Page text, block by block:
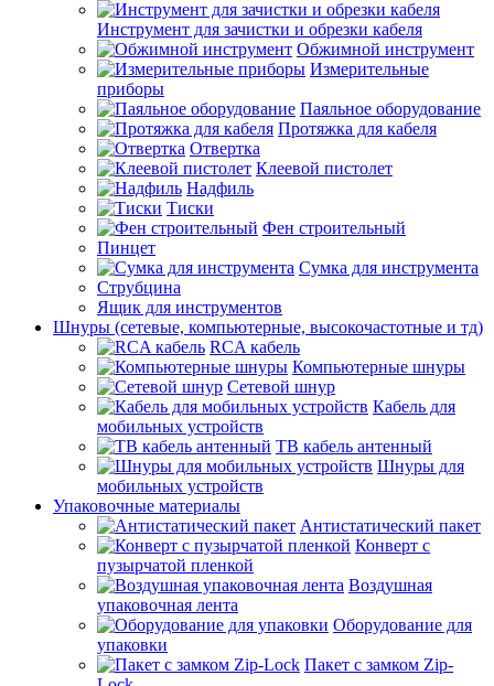
Инструмент для зачистки и обрезки кабеля
Обжимной инструмент
Измерительные
приборы
Паяльное оборудование
Протяжка для кабеля
Отвертка
Клеевой пистолет
Надфиль
Тиски
Фен строительный
Пинцет
Сумка для инструмента
Струбцина
Ящик для инструментов
Шнуры (сетевые, компьютерные, высокочастотные и тд)
RCA кабель
Компьютерные шнуры
Сетевой шнур
Кабель для
мобильных устройств
ТВ кабель антенный
Шнуры для
мобильных устройств
Упаковочные материалы
Антистатический пакет
Конверт с
пузырчатой пленкой
Воздушная
упаковочная лента
Оборудование для
упаковки
Пакет с замком Zip-